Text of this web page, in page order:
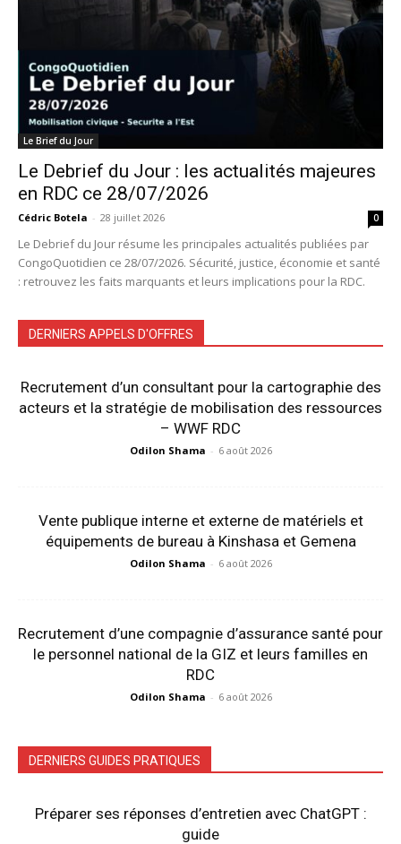
Le Brief du Jour
Le Debrief du Jour : les actualités majeures
en RDC ce 28/07/2026
Cédric Botela - 28 juillet 2026 0
Le Debrief du Jour résume les principales actualités publiées par
CongoQuotidien ce 28/07/2026. Sécurité, justice, économie et santé
: retrouvez les faits marquants et leurs implications pour la RDC.
DERNIERS APPELS D'OFFRES
Recrutement d’un consultant pour la cartographie des
acteurs et la stratégie de mobilisation des ressources
– WWF RDC
Odilon Shama - 6 août 2026
Vente publique interne et externe de matériels et
équipements de bureau à Kinshasa et Gemena
Odilon Shama - 6 août 2026
Recrutement d’une compagnie d’assurance santé pour
le personnel national de la GIZ et leurs familles en
RDC
Odilon Shama - 6 août 2026
DERNIERS GUIDES PRATIQUES
Préparer ses réponses d’entretien avec ChatGPT :
guide